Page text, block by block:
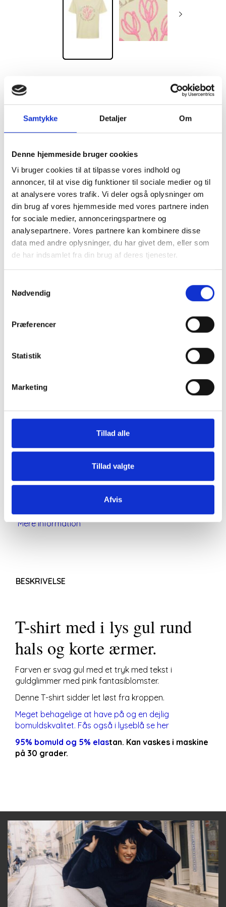
Samtykke Detaljer Om
Denne hjemmeside bruger cookies
Vi bruger cookies til at tilpasse vores indhold og
annoncer, til at vise dig funktioner til sociale medier og til
at analysere vores trafik. Vi deler også oplysninger om
din brug af vores hjemmeside med vores partnere inden
for sociale medier, annonceringspartnere og
analysepartnere. Vores partnere kan kombinere disse
data med andre oplysninger, du har givet dem, eller som
de har indsamlet fra din brug af deres tjenester.
Nødvendig
Præferencer
Statistik
Marketing
Tillad alle
Tillad valgte
Afvis
Gul T-shirt fra Marta
124,50DKK
249,00DKK
Du sparer:124,50DKK
Størrelse:
1 stk tilbage på lager
Forlænget leveringstid.
Gul T-shirt med tryk
fra Marta du chateau
Mere information
BESKRIVELSE
T-shirt med i lys gul rund
hals og korte ærmer.
Farven er svag gul med et tryk med tekst i
guldglimmer med pink fantasiblomster.
Denne T-shirt sidder let løst fra kroppen.
Meget behagelige at have på og en dejlig
bomuldskvalitet. Fås også i lyseblå se her
95% bomuld og 5% elastan. Kan vaskes i maskine
på 30 grader.